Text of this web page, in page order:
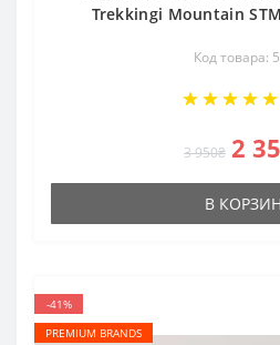
Trekkingi Mountain
Код товара:
3 950₴ 2
В
-41%
PREMIUM BRANDS